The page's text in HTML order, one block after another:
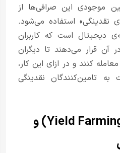
موجودی این صرافی‌ها از
نقدینگی» استفاده می‌شود.
دیجیتال است که کاربران
آن قرار می‌دهند تا دیگران
کنند و در ازای این کار،
به تامین‌کنندگان نقدینگی
۲/۳. کشت سود (Yield Farming) و